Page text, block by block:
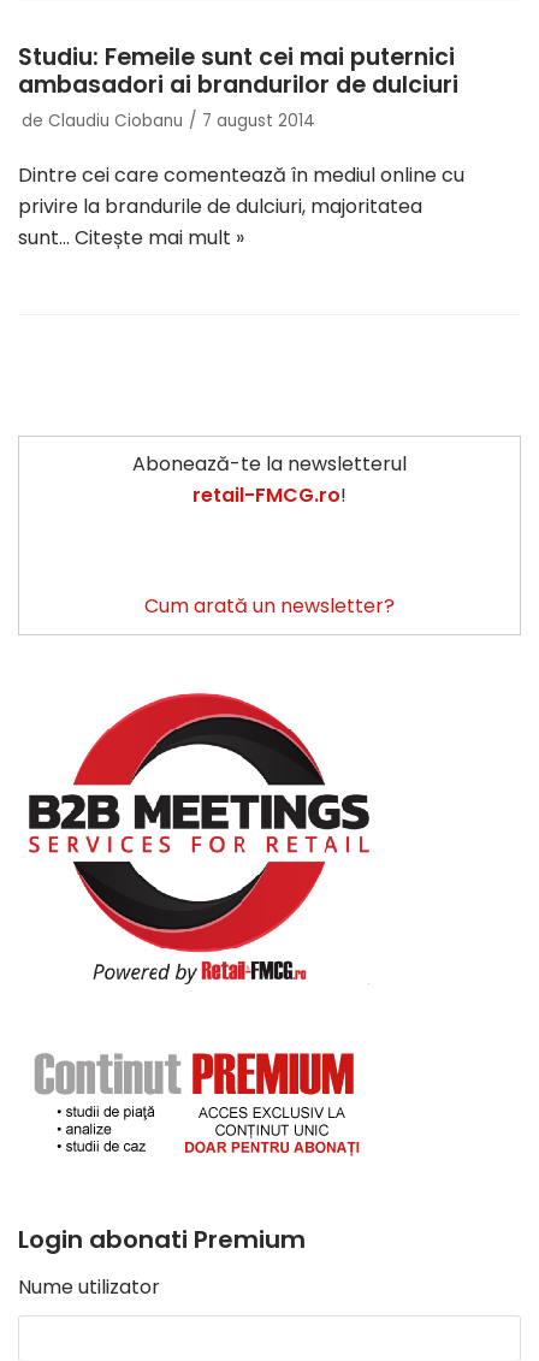
Studiu: Femeile sunt cei mai puternici
ambasadori ai brandurilor de dulciuri
de Claudiu Ciobanu 7 august 2014
Dintre cei care comentează în mediul online cu
privire la brandurile de dulciuri, majoritatea
sunt… Citește mai mult »
Abonează-te la newsletterul
retail-FMCG.ro!
Cum arată un newsletter?
Login abonati Premium
Nume utilizator